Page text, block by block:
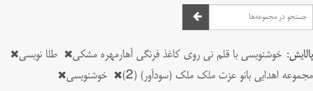
پالایش: خوشنویسی با قلم نی روی کاغذ فرنگی آهارمهره مشکی
طلا نویسی
مجموعه اهدایی بانو عزت ملک ملک (سودآور) (2)
خوشنویسی